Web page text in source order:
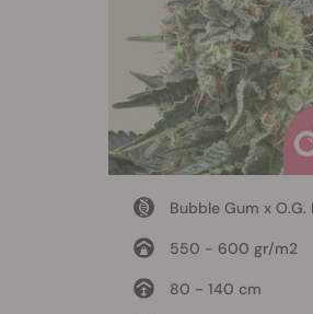
Bubble Gum x O.G.
550 - 600 gr/m2
80 - 140 cm